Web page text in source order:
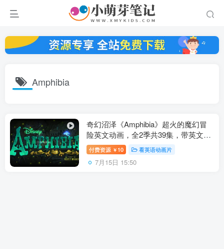
Amphibia
奇幻沼泽《Amphibia》超火的魔幻冒
险英文动画，全2季共39集，带英文字
幕，百度云网盘下载
付费资源 ￥ 10 看英语动画片
7月15日 15:50